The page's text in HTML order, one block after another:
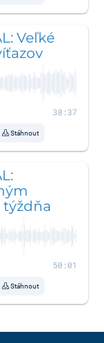
Veľké
38:37
Stáhnout
50:01
Stáhnout